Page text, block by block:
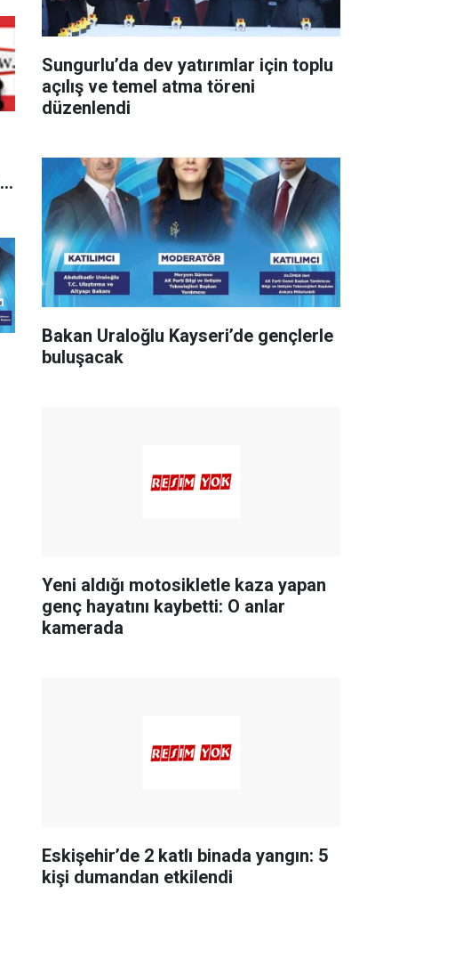
Sungurlu’da dev yatırımlar için toplu
açılış ve temel atma töreni
düzenlendi
Bakan Uraloğlu Kayseri’de gençlerle
buluşacak
Yeni aldığı motosikletle kaza yapan
genç hayatını kaybetti: O anlar
kamerada
Eskişehir’de 2 katlı binada yangın: 5
kişi dumandan etkilendi